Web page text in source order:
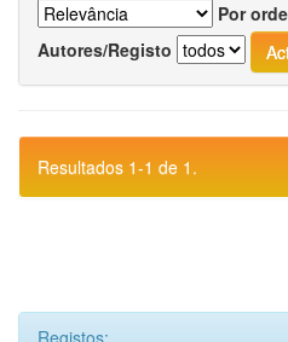
Por
Autores/Registo
Resultados 1-1 de 1.
Registos: